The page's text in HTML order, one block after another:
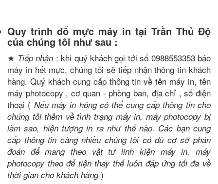
Quy trình đổ mực máy in tại Trần Thủ Độ
của chúng tôi như sau :
★ Tiếp nhận : khi quý khách gọi tới số 0988553353 báo
máy in hết mực, chúng tôi sẽ tiếp nhận thông tin khách
hàng. Quý khách cung cấp thông tin về tên máy in, tên
máy photocopy , cơ quan - phòng ban, địa chỉ , số điện
thoại ( Nếu máy in hỏng có thể cung cấp thông tin cho
chúng tôi thêm về tình trạng máy in, máy photocopy bị
làm sao, hiện tượng in ra như thế nào. Các bạn cung
cấp thông tin càng nhiều chúng tôi có đủ cơ sở phán
đoán để mang theo vật tư linh kiện máy in, máy
photocopy theo để tiện thay thế luôn đáp ứng tối đa về
thời gian cho khách hàng)